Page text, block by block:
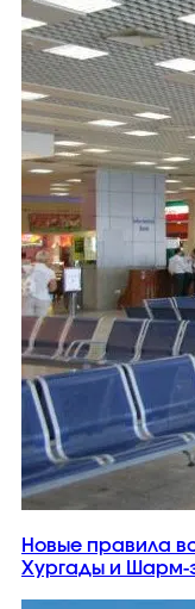
Новые правила
Хургады и Шарм-